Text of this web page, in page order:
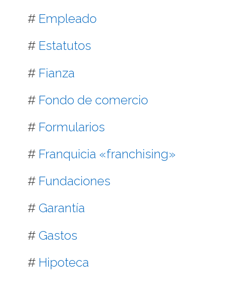
# Empleado
# Estatutos
# Fianza
# Fondo de comercio
# Formularios
# Franquicia «franchising»
# Fundaciones
# Garantía
# Gastos
# Hipoteca